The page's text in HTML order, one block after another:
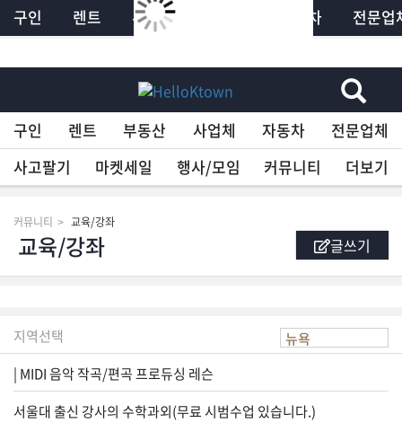
×
구인
렌트
자동
차
구인 렌트 부동산 사업체 자동차
전문업체
사고팔기
마켓세일 행사/모임 커뮤니티 더보기
구인 렌트 부동산 자동차 전문업
커뮤니티 교육/강좌
글쓰기
지역선택
| MIDI 음악 작곡/편곡 프로듀싱 레슨
서울대 출신 강사의 수학과외(무료 시범수업 있습니다.)